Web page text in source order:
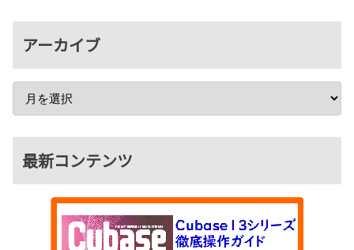
アーカイブ
最新コンテンツ